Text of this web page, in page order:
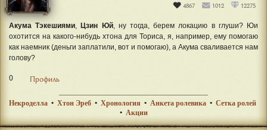
4867 1012 12275
Акума Тэкешиями ,Цзин Юй, ну тогда, берем локацию в глуши? Юи
охотится на какого-нибудь хтона для Ториса, я, например, ему помогаю
как наемник (деньги заплатили, вот и помогаю), а Акума сваливается нам
голову?
0 Профиль
Некроделла • Хтон Эреб • Хронология • Анкета ролевика • Сетка ролей
• Акции